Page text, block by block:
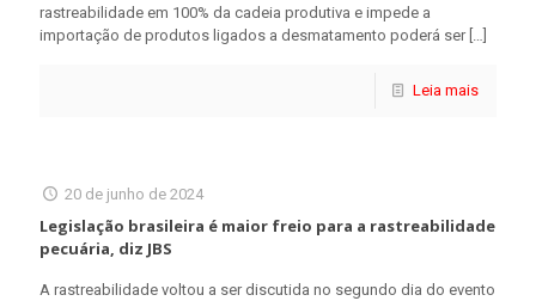
rastreabilidade em 100% da cadeia produtiva e impede a
importação de produtos ligados a desmatamento poderá ser[…]
Leia mais
20 de junho de 2024
Legislação brasileira é maior freio para a rastreabilidade
pecuária, diz JBS
A rastreabilidade voltou a ser discutida no segundo dia do evento